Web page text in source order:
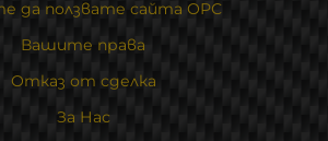
да ползвате сайта ОРС
Вашите права
Отказ от сделка
За Нас